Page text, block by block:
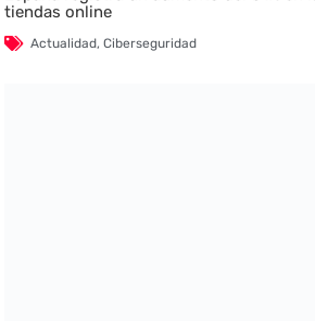
tiendas online
Actualidad,Ciberseguridad